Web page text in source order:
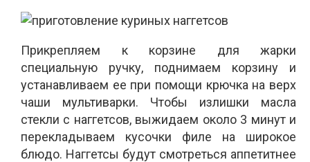
Прикрепляем к корзине для жарки
специальную ручку, поднимаем корзину и
устанавливаем ее при помощи крючка на верх
чаши мультиварки. Чтобы излишки масла
стекли с наггетсов, выжидаем около 3 минут и
перекладываем кусочки филе на широкое
блюдо. Наггетсы будут смотреться аппетитнее